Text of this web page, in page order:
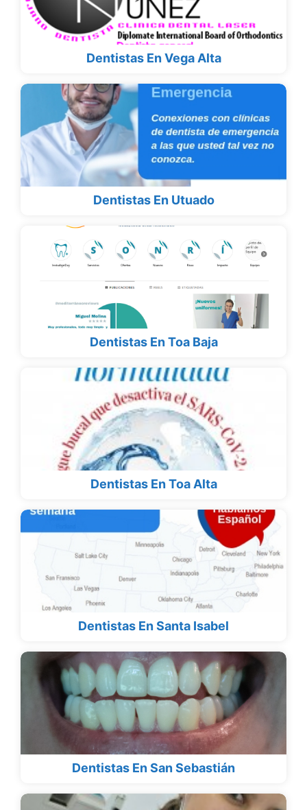
Dentistas En Vega Alta
Dentistas En Utuado
Dentistas En Toa Baja
Dentistas En Toa Alta
Dentistas En Santa Isabel
Dentistas En San Sebastián